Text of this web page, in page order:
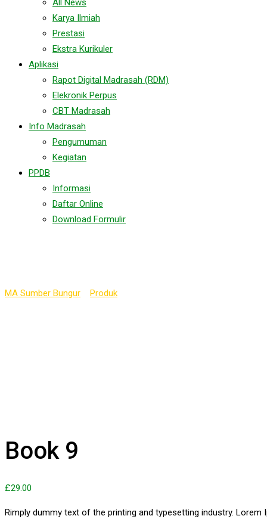
All News
Karya Ilmiah
Prestasi
Ekstra Kurikuler
Aplikasi
Rapot Digital Madrasah (RDM)
Elekronik Perpus
CBT Madrasah
Info Madrasah
Pengumuman
Kegiatan
PPDB
Informasi
Daftar Online
Download Formulir
MA Sumber Bungur Produk
Book 9
£29.00
Rimply dummy text of the printing and typesetting industry.